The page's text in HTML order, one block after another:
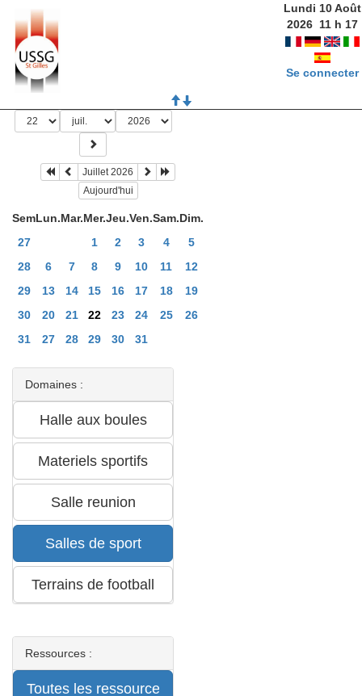
Lundi 10 Août
2026 11h 17
Se connecter
Juillet 2026
Aujourd'hui
SemLun.Mar.Mer.Jeu.Ven.Sam.Dim.
27
1 2 3 4
5
28
6 7 8 9 10 11
12
29
13 14 15 16 17 18
19
30
20 21 22 23 24 25
26
31
27 28 29 30 31
Domaines :
Ressources :